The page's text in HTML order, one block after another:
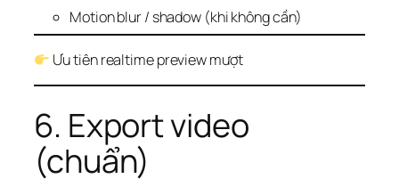
Motion blur / shadow (khi không cần)
Ưu tiên realtime preview mượt
6. Export video
(chuẩn)